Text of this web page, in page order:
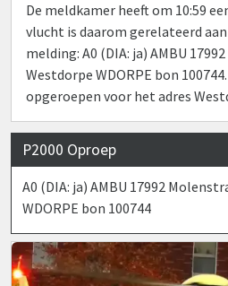
De meldkamer heeft om 10:59
vlucht is daarom gerelateerd
melding: A0 (DIA: ja) AMBU
Westdorpe WDORPE bon
opgeroepen voor het adres
P2000 Oproep
A0 (DIA: ja) AMBU 17992
WDORPE bon 100744